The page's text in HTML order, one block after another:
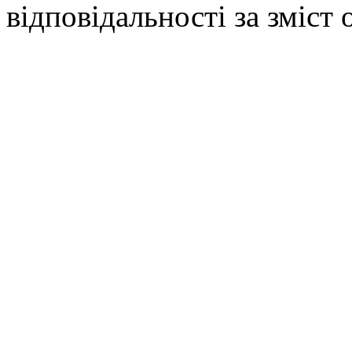
відповідальності за